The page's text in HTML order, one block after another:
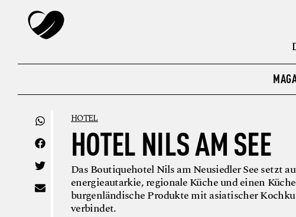
HOTEL
HOTEL NILS AM SEE
Das Boutiquehotel Nils am Neusiedler See setzt
energieautarkie, regionale Küche und einen
burgenländische Produkte mit asiatischer
verbindet.